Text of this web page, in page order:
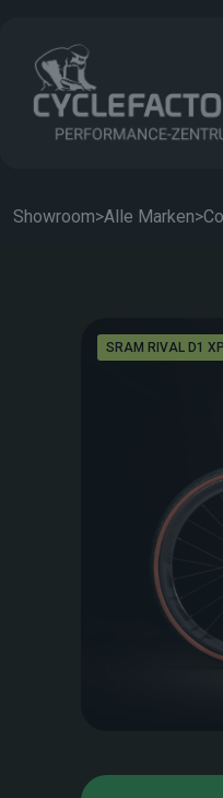
Showroom>Alle Marken>
SRAM RIVAL D1